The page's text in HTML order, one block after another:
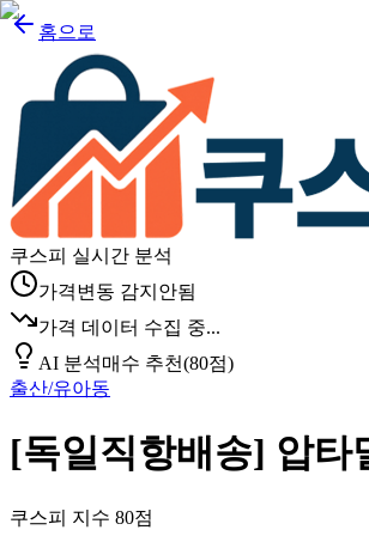
홈으로
쿠스피 실시간 분석
가격변동 감지안됨
가격 데이터 수집 중...
AI 분석매수 추천(80점)
출산/유아동
[독일직항배송] 압타
쿠스피 지수 80점